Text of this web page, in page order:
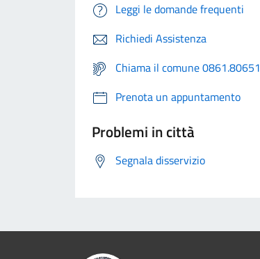
Leggi le domande frequenti
Richiedi Assistenza
Chiama il comune 0861.80651
Prenota un appuntamento
Problemi in città
Segnala disservizio